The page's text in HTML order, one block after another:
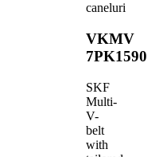
caneluri
VKMV
7PK1590
SKF
Multi-
V-
belt
with